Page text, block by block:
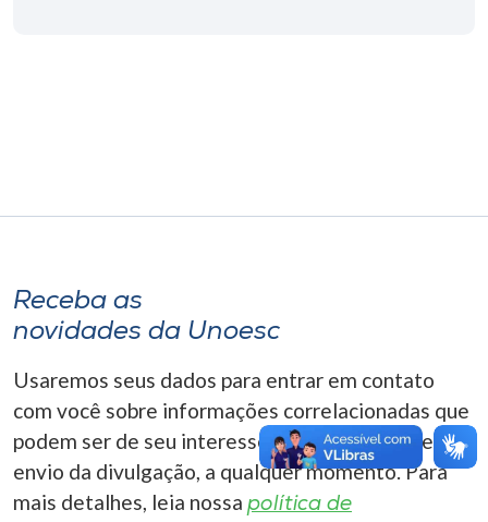
A+
Receba as
novidades da Unoesc
Usaremos seus dados para entrar em contato
com você sobre informações correlacionadas que
podem ser de seu interesse. Você pode cancelar o
envio da divulgação, a qualquer momento. Para
mais detalhes, leia nossa política de